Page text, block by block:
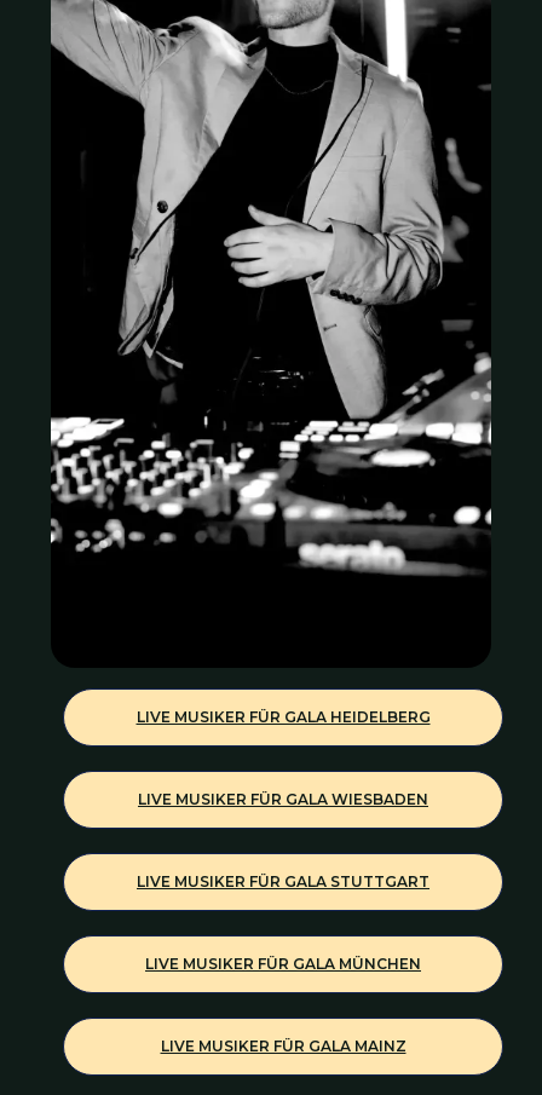
LIVE MUSIKER FÜR GALA HEIDELBERG
LIVE MUSIKER FÜR GALA WIESBADEN
LIVE MUSIKER FÜR GALA STUTTGART
LIVE MUSIKER FÜR GALA MÜNCHEN
LIVE MUSIKER FÜR GALA MAINZ